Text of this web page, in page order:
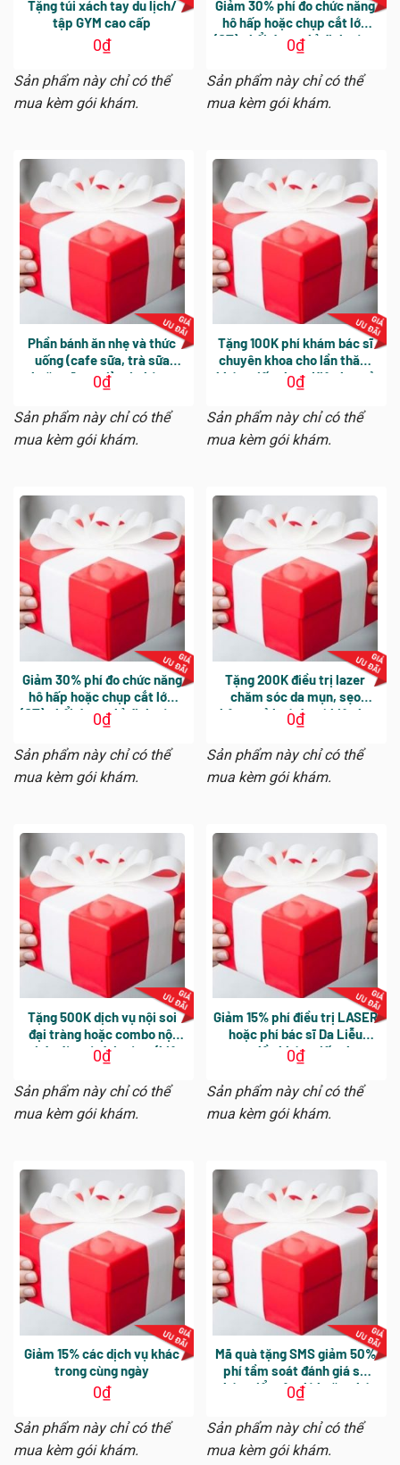
Tặng túi xách tay du lịch/
tập GYM cao cấp
0₫
Sản phẩm này chỉ có thể
mua kèm gói khám.
Giảm 30% phí đo chức năng
hô hấp hoặc chụp cắt lớp
(CT) phổi được chỉ định cùng
gói khám. Áp dụng cho các
dịch vụ phát sinh trong
ngày khám tổng quát
0₫
Sản phẩm này chỉ có thể
mua kèm gói khám.
Phần bánh ăn nhẹ và thức
uống (cafe sữa, trà sữa
hoặc sữa tươi) tại phòng
khám
0₫
Sản phẩm này chỉ có thể
mua kèm gói khám.
Tặng 100K phí khám bác sĩ
chuyên khoa cho lần thăm
khám tiếp theo. Hiệu lực sử
dụng 30 ngày kể từ ngày
khám tổng quát
0₫
Sản phẩm này chỉ có thể
mua kèm gói khám.
Giảm 30% phí đo chức năng
hô hấp hoặc chụp cắt lớp
(CT) phổi được chỉ định cùng
gói khám
0₫
Sản phẩm này chỉ có thể
mua kèm gói khám.
Tặng 200K điều trị lazer
chăm sóc da mụn, sẹo
thâm, trẻ hoá da có hiệu lực
30 ngày, chỉ áp dụng cho
khách hàng Nữ
0₫
Sản phẩm này chỉ có thể
mua kèm gói khám.
Tặng 500K dịch vụ nội soi
đại tràng hoặc combo nội
soi dạ dày và đại tràng (hiệu
lực 30 ngày kể từ ngày
khám tổng quát, không áp
dụng nội soi với BS Nguyễn
Vĩnh Tường)
0₫
Sản phẩm này chỉ có thể
mua kèm gói khám.
Giảm 15% phí điều trị LASER
hoặc phí bác sĩ Da Liễu
trong lần khám tiếp theo
0₫
Sản phẩm này chỉ có thể
mua kèm gói khám.
Giảm 15% các dịch vụ khác
trong cùng ngày
0₫
Sản phẩm này chỉ có thể
mua kèm gói khám.
Mã quà tặng SMS giảm 50%
phí tầm soát đánh giá sự
phát triển tâm lý hoặc phát
hiện tự kỷ sớm ở trẻ với
chuyên viên Tâm Lý Nhi –
Áp dụng tại CN Phú Nhuận
và đặt hẹn từ 13h-15h Thứ
0₫
Sản phẩm này chỉ có thể
mua kèm gói khám.